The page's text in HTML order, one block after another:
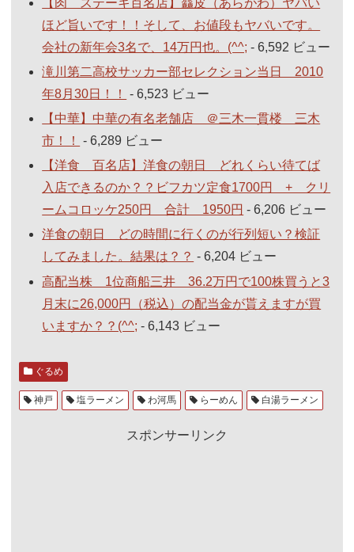
ほど旨いです！！そして、お値段もヤバいです。
会社の新年会3名で、14万円也。(^^; - 6,592 ビュー
滝川第二高校サッカー部セレクション当日 2010
年8月30日！！
- 6,523 ビュー
【中華】中華の有名老舗店 ＠三木一貫楼 三木
市！！
- 6,289 ビュー
【洋食 百名店】洋食の朝日 どれくらい待てば
入店できるのか？？ビフカツ定食1700円 + クリ
ームコロッケ250円 合計 1950円 - 6,206 ビュー
洋食の朝日 どの時間に行くのが行列短い？検証
してみました。結果は？？ - 6,204 ビュー
高配当株 1位商船三井 36.2万円で100株買うと3
月末に26,000円（税込）の配当金が貰えますが買
いますか？？(^^; - 6,143 ビュー
ぐるめ
神戸 塩ラーメン わ河馬 らーめん 白湯ラーメン
スポンサーリンク